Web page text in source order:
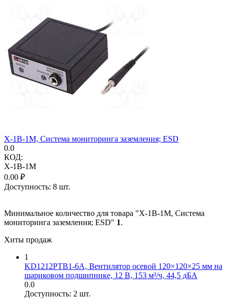
X-1B-1M, Система мониторинга заземления; ESD
0.0
КОД:
X-1B-1M
0.00 ₽
Доступность: 8 шт.
Минимальное количество для товара "X-1B-1M, Система
мониторинга заземления; ESD" 1.
Хиты продаж
1
KD1212PTB1-6A, Вентилятор осевой 120×120×25 мм на
шариковом подшипнике, 12 В, 153 м³/ч, 44,5 дБА
0.0
Доступность: 2 шт.